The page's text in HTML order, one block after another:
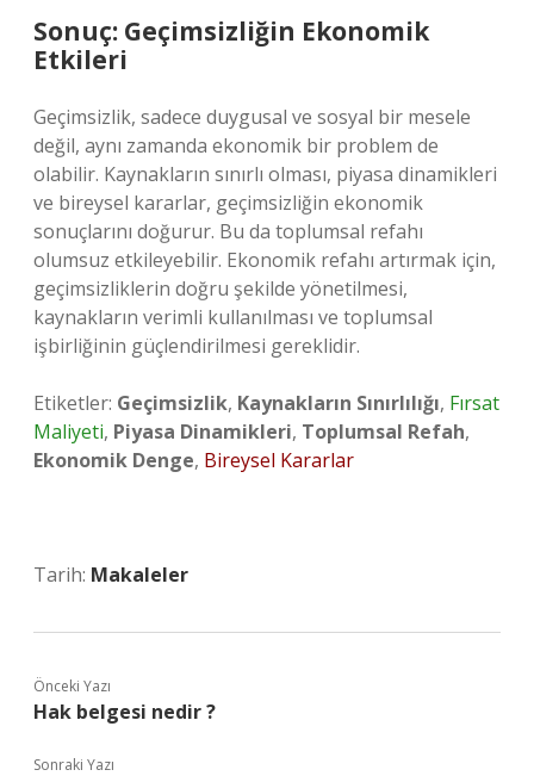
Sonuç: Geçimsizliğin Ekonomik
Etkileri
Geçimsizlik, sadece duygusal ve sosyal bir mesele
değil, aynı zamanda ekonomik bir problem de
olabilir. Kaynakların sınırlı olması, piyasa dinamikleri
ve bireysel kararlar, geçimsizliğin ekonomik
sonuçlarını doğurur. Bu da toplumsal refahı
olumsuz etkileyebilir. Ekonomik refahı artırmak için,
geçimsizliklerin doğru şekilde yönetilmesi,
kaynakların verimli kullanılması ve toplumsal
işbirliğinin güçlendirilmesi gereklidir.
Etiketler: Geçimsizlik, Kaynakların Sınırlılığı, Fırsat
Maliyeti, Piyasa Dinamikleri, Toplumsal Refah,
Ekonomik Denge, Bireysel Kararlar
Tarih: Makaleler
Önceki Yazı
Hak belgesi nedir ?
Sonraki Yazı